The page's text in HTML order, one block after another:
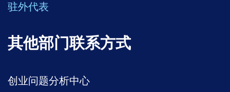
驻外代表
其他部门联系方式
创业问题分析中心